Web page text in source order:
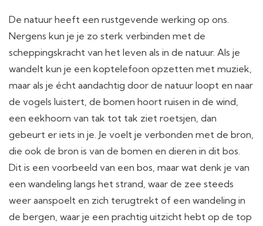
De natuur heeft een rustgevende werking op ons.
Nergens kun je je zo sterk verbinden met de
scheppingskracht van het leven als in de natuur. Als je
wandelt kun je een koptelefoon opzetten met muziek,
maar als je écht aandachtig door de natuur loopt en naar
de vogels luistert, de bomen hoort ruisen in de wind,
een eekhoorn van tak tot tak ziet roetsjen, dan
gebeurt er iets in je. Je voelt je verbonden met de bron,
die ook de bron is van de bomen en dieren in dit bos.
Dit is een voorbeeld van een bos, maar wat denk je van
een wandeling langs het strand, waar de zee steeds
weer aanspoelt en zich terugtrekt of een wandeling in
de bergen, waar je een prachtig uitzicht hebt op de top